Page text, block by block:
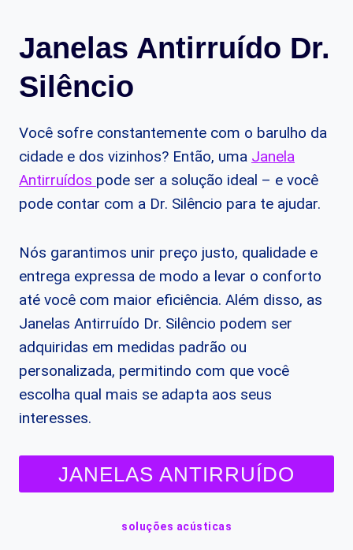
Janelas Antirruído Dr.
Silêncio
Você sofre constantemente com o barulho da
cidade e dos vizinhos? Então, uma Janela
Antirruídos pode ser a solução ideal – e você
pode contar com a Dr. Silêncio para te ajudar.
Nós garantimos unir preço justo, qualidade e
entrega expressa de modo a levar o conforto
até você com maior eficiência. Além disso, as
Janelas Antirruído Dr. Silêncio podem ser
adquiridas em medidas padrão ou
personalizada, permitindo com que você
escolha qual mais se adapta aos seus
interesses.
JANELAS ANTIRRUÍDO
soluções acústicas